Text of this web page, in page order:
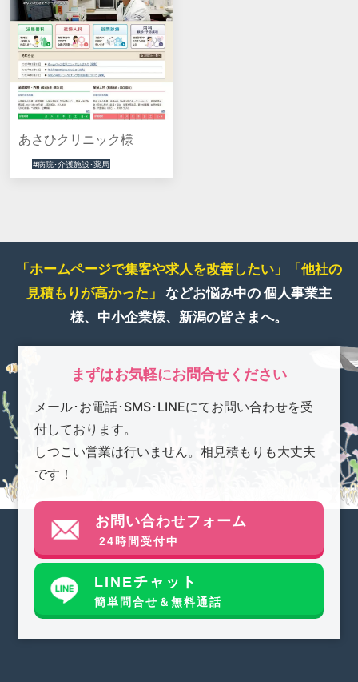
あさひクリニック様
#病院･介護施設･薬局
「ホームページで集客や求人を改善したい」
「他社の
見積もりが高かった」 などお悩み中の 個人事業主
様、中小企業様、新潟の皆さまへ。
まずはお気軽にお問合せください
メール･お電話･SMS･LINEにてお問い合わせを受
付しております。
しつこい営業は行いません。相見積もりも大丈夫
です！
お問い合わせフォーム
24時間受付中
LINEチャット
簡単問合せ＆無料通話